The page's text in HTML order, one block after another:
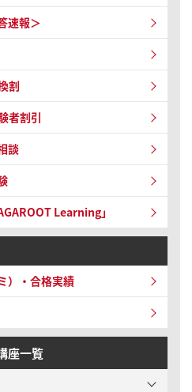
速報＞
割
者割引
談
Learning」
）・合格実績
座一覧